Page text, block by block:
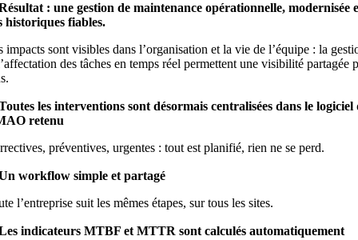
: une gestion de maintenance opérationnelle, modernisée
historiques fiables.
impacts sont visibles dans l’organisation et la vie de l’équipe : la
des tâches en temps réel permettent une visibilité partagée
les interventions sont désormais centralisées dans le logiciel
retenu
préventives, urgentes : tout est planifié, rien ne se perd.
workflow simple et partagé
l’entreprise suit les mêmes étapes, sur tous les sites.
indicateurs MTBF et MTTR sont calculés automatiquement